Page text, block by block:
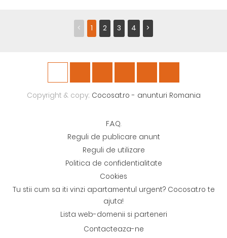
< 1 2 3 4 >
Copyright & copy; Cocosat.ro - anunturi Romania
F.A.Q.
Reguli de publicare anunt
Reguli de utilizare
Politica de confidentialitate
Cookies
Tu stii cum sa iti vinzi apartamentul urgent? Cocosat.ro te
ajuta!
Lista web-domenii si parteneri
Contacteaza-ne